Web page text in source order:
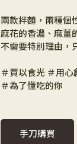
兩款拌麵，兩種個
麻花的香濃、麻薑
不需要特別理由，
＃賈以食光 ＃用心
＃為了懂吃的你
手刀購買